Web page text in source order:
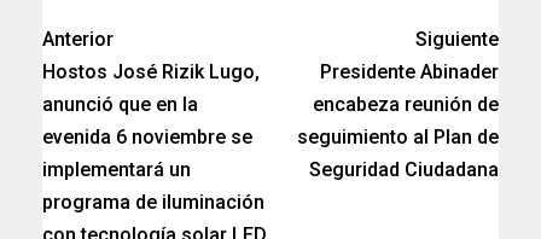
Anterior
Hostos José Rizik Lugo,
anunció que en la
evenida 6 noviembre se
implementará un
programa de iluminación
con tecnología solar LED
Siguiente
Presidente Abinader
encabeza reunión de
seguimiento al Plan de
Seguridad Ciudadana